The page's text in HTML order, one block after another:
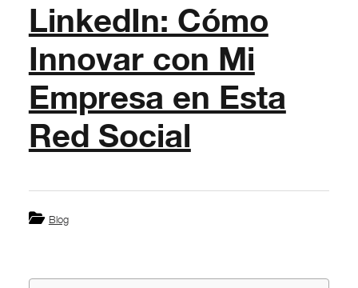
LinkedIn: Cómo
Innovar con Mi
Empresa en Esta
Red Social
Blog